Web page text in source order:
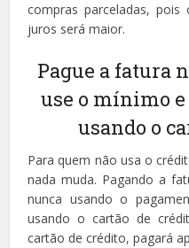
compras parceladas,
juros será maior.
Pague a fatura
use o mínimo
usando o
Para quem não usa o
nada muda. Pagando a
nunca usando o
usando o cartão de
cartão de crédito, pagará